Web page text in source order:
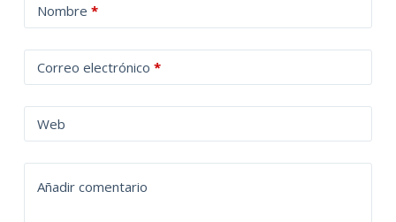
Nombre *
Correo electrónico *
Web
Añadir comentario
l
t
a
t